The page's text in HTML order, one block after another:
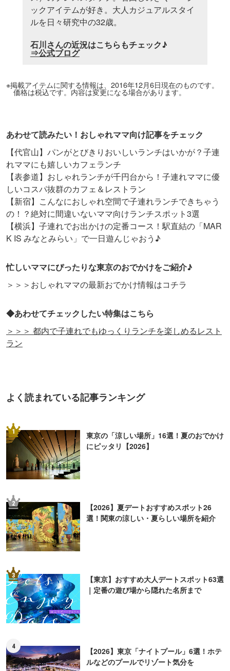
ックアイテムが好き。大人カジュアルスタイ
ルを日々研究中の32歳。
石川さんの近況はこちらもチェック♪
⇒公式ブログ
※掲載アイテムに関する情報は、2016年12月6日現在のものです。
価格は税込です。内容は変更になる場合があります。
あわせて読みたい！おしゃれママ向け記事をチェック
【代官山】パンがとびきりおいしいランチはいかが？子連
れママにも嬉しいカフェランチ
【表参道】おしゃれランチが千円台から！子連れママに優
しいコスパ抜群のカフェ＆レストラン
【新宿】こんなにおしゃれ空間で子連れランチできちゃう
の！？絶対に間違いないママ向けランチスポット3選
【横浜】子連れでお出かけの定番コース！駅直結の「MAR
K IS みなとみらい」で一日遊んじゃおう♪
忙しいママにぴったりな東京のおでかけをご紹介♪
＞＞＞おしゃれママの最新おでかけ情報はコチラ
◆あわせてチェックしたい特集はこちら
＞＞＞ 都内で子連れでもゆっくりランチを楽しめるレスト
ラン
よく読まれている記事ランキング
1
東京の「涼しい場所」16選！夏のおでかけ
にピッタリ【2026】
2
【2026】夏デートおすすめスポット26
選！関東の涼しい・夏らしい場所を紹介
3
【東京】おすすめ大人デートスポット63選
｜定番の遊び場から隠れた名所まで
4
【2026】東京「ナイトプール」6選！ホテ
ルなどのプールでリゾート気分を